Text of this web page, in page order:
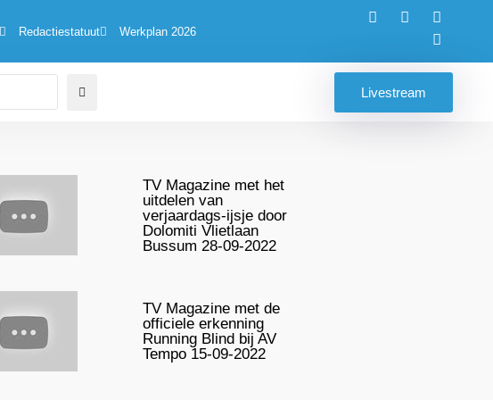
Redactiestatuut Werkplan 2026
Livestream
TV Magazine met het
uitdelen van
verjaardags-ijsje door
Dolomiti Vlietlaan
Bussum 28-09-2022
TV Magazine met de
officiele erkenning
Running Blind bij AV
Tempo 15-09-2022